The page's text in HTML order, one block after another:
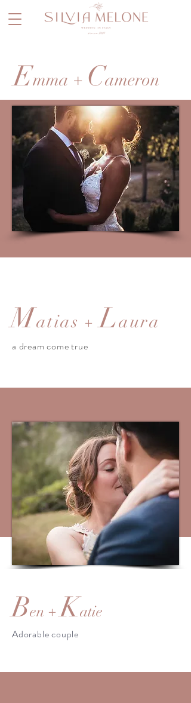
Emma + Cameron
Matias +Laura
a dream come true
Ben +Katie
Adorable couple